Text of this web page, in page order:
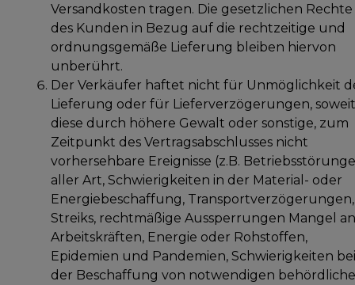
Versandkosten tragen. Die gesetzlichen Rechte
des Kunden in Bezug auf die rechtzeitige und
ordnungsgemäße Lieferung bleiben hiervon
unberührt.
Der Verkäufer haftet nicht für Unmöglichkeit
Lieferung oder für Lieferverzögerungen, soweit
diese durch höhere Gewalt oder sonstige, zum
Zeitpunkt des Vertragsabschlusses nicht
vorhersehbare Ereignisse (z.B.
aller Art, Schwierigkeiten in der Material- oder
Energiebeschaffung, Transportverzögerungen,
Streiks, rechtmäßige Aussperrungen Mangel an
Arbeitskräften, Energie oder Rohstoffen,
Epidemien und Pandemien, Schwierigkeiten bei
der Beschaffung von notwendigen